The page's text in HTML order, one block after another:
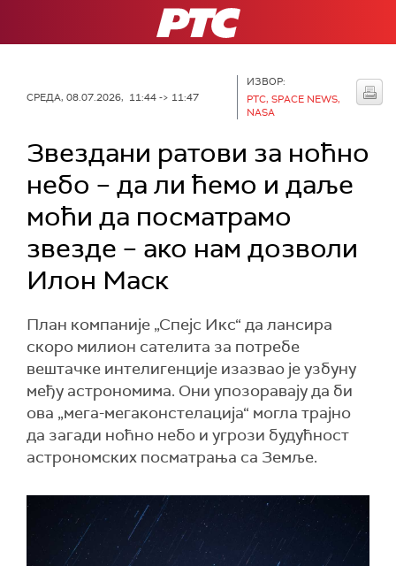
РТС
СРЕДА, 08.07.2026, 11:44 -> 11:47
ИЗВОР:
РТС, SPACE NEWS,
NASA
Звездани ратови за ноћно
небо – да ли ћемо и даље
моћи да посматрамо
звезде – ако нам дозволи
Илон Маск
План компаније „Спејс Икс“ да лансира
скоро милион сателита за потребе
вештачке интелигенције изазвао је узбуну
међу астрономима. Они упозоравају да би
ова „мега-мегаконстелација“ могла трајно
да загади ноћно небо и угрози будућност
астрономских посматрања са Земље.